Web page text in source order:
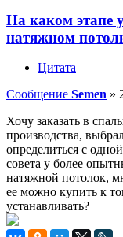
На каком этапе
натяжном
Цитата
Сообщение Semen »
Хочу заказать в
производства,
определиться с
совета у более
натяжной потолок,
ее можно купить к
устанавливать?